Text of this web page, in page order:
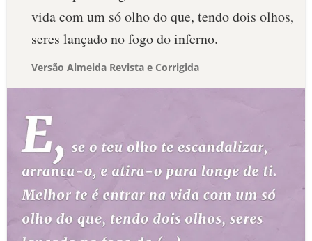
vida com um só olho do que, tendo dois olhos,
seres lançado no fogo do inferno.
Versão Almeida Revista e Corrigida